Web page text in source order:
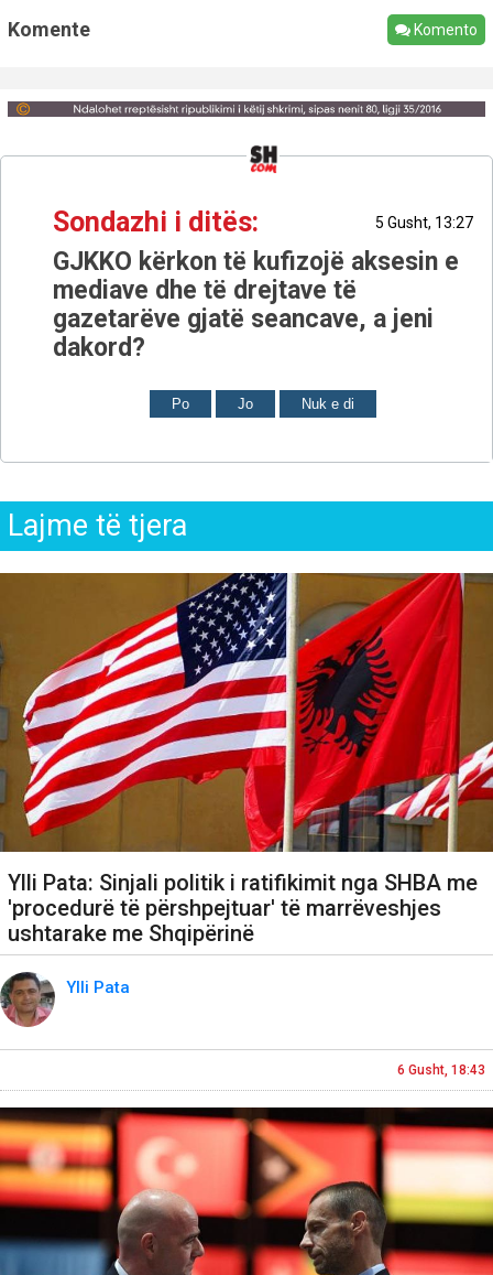
Komente Komento
Sondazhi i ditës: 5 Gusht, 13:27
GJKKO kërkon të kufizojë aksesin e
mediave dhe të drejtave të
gazetarëve gjatë seancave, a jeni
dakord?
Po Jo Nuk e di
Lajme të tjera
Ylli Pata: Sinjali politik i ratifikimit nga SHBA me
'procedurë të përshpejtuar' të marrëveshjes
ushtarake me Shqipërinë
Ylli Pata
6 Gusht, 18:43